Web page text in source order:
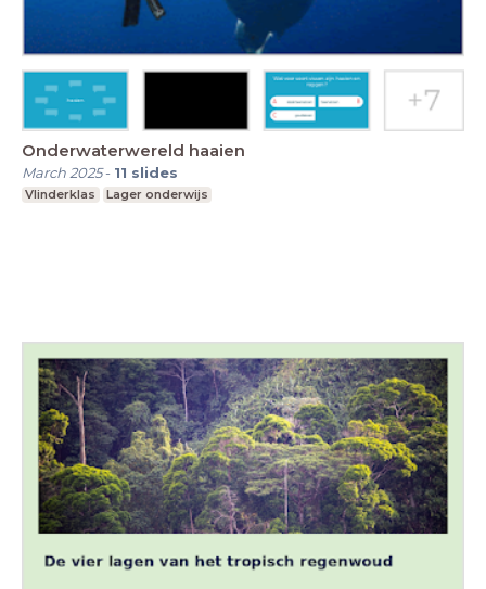
Onderwaterwereld haaien
March 2025- 11 slides
Vlinderklas Lager onderwijs